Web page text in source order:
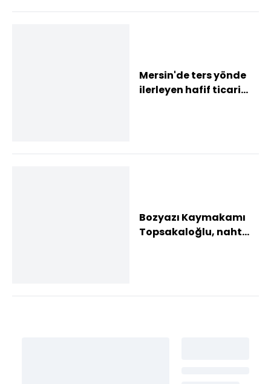
Mersin'de ters yönde
ilerleyen hafif ticari
Bozyazı Kaymakamı
Topsakaloğlu, naht